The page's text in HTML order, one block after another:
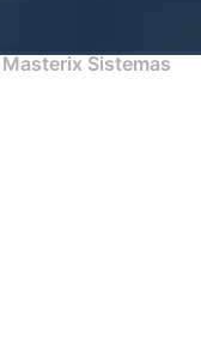
Masterix Sistemas